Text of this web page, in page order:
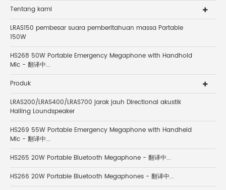
Tentang kami
LRAS150 pembesar suara pemberitahuan massa Partable
150W
HS268 50W Portable Emergency Megaphone with Handhold
Mic - 翻译中...
Produk
LRAS200/LRAS400/LRAS700 jarak jauh Directional akustik
Hailing Loundspeaker
HS269 55W Portable Emergency Megaphone with Handheld
Mic - 翻译中...
HS265 20W Portable Bluetooth Megaphone - 翻译中...
HS266 20W Portable Bluetooth Megaphones - 翻译中...